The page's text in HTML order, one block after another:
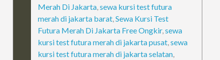
Merah Di Jakarta ,sewa kursi test futura
merah di jakarta barat ,Sewa Kursi Test
Futura Merah Di Jakarta Free Ongkir,sewa
kursi test futura merah di jakarta pusat ,sewa
kursi test futura merah di jakarta selatan